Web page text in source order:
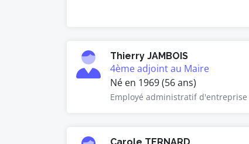
Thierry JAMBOIS
4ème adjoint au Maire
Né en 1969 (56 ans)
Employé administratif d'entreprise